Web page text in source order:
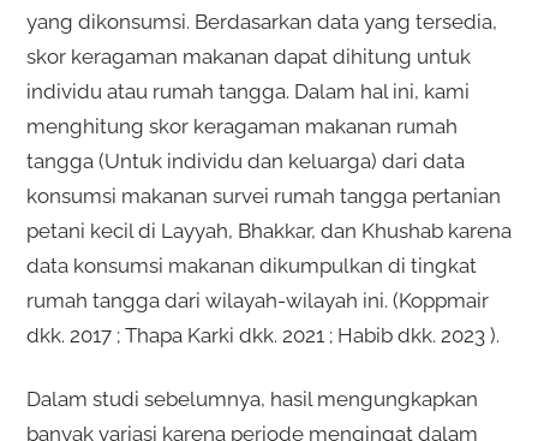
yang dikonsumsi. Berdasarkan data yang tersedia,
skor keragaman makanan dapat dihitung untuk
individu atau rumah tangga. Dalam hal ini, kami
menghitung skor keragaman makanan rumah
tangga (Untuk individu dan keluarga) dari data
konsumsi makanan survei rumah tangga pertanian
petani kecil di Layyah, Bhakkar, dan Khushab karena
data konsumsi makanan dikumpulkan di tingkat
rumah tangga dari wilayah-wilayah ini. (Koppmair
dkk. 2017 ; Thapa Karki dkk. 2021 ; Habib dkk. 2023 ).
Dalam studi sebelumnya, hasil mengungkapkan
banyak variasi karena periode mengingat dalam